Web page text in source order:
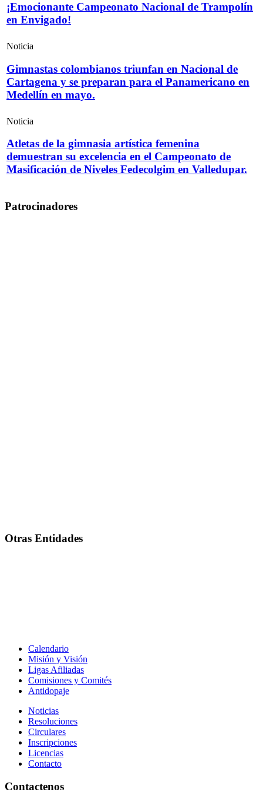
¡Emocionante Campeonato Nacional de Trampolín
en Envigado!
Noticia
Gimnastas colombianos triunfan en Nacional de
Cartagena y se preparan para el Panamericano en
Medellín en mayo.
Noticia
Atletas de la gimnasia artística femenina
demuestran su excelencia en el Campeonato de
Masificación de Niveles Fedecolgim en Valledupar.
Patrocinadores
Otras Entidades
Calendario
Misión y Visión
Ligas Afiliadas
Comisiones y Comités
Antidopaje
Noticias
Resoluciones
Circulares
Inscripciones
Licencias
Contacto
Contactenos